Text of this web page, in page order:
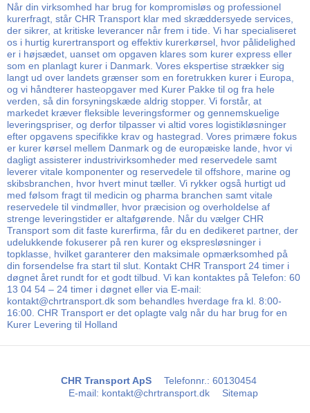
Når din virksomhed har brug for kompromisløs og professionel
kurerfragt, står CHR Transport klar med skræddersyede services,
der sikrer, at kritiske leverancer når frem i tide. Vi har specialiseret
os i hurtig kurertransport og effektiv kurerkørsel, hvor pålidelighed
er i højsædet, uanset om opgaven klares som kurer express eller
som en planlagt kurer i Danmark. Vores ekspertise strækker sig
langt ud over landets grænser som en foretrukken kurer i Europa,
og vi håndterer hasteopgaver med Kurer Pakke til og fra hele
verden, så din forsyningskæde aldrig stopper. Vi forstår, at
markedet kræver fleksible leveringsformer og gennemskuelige
leveringspriser, og derfor tilpasser vi altid vores logistikløsninger
efter opgavens specifikke krav og hastegrad. Vores primære fokus
er kurer kørsel mellem Danmark og de europæiske lande, hvor vi
dagligt assisterer industrivirksomheder med reservedele samt
leverer vitale komponenter og reservedele til offshore, marine og
skibsbranchen, hvor hvert minut tæller. Vi rykker også hurtigt ud
med følsom fragt til medicin og pharma branchen samt vitale
reservedele til vindmøller, hvor præcision og overholdelse af
strenge leveringstider er altafgørende. Når du vælger CHR
Transport som dit faste kurerfirma, får du en dedikeret partner, der
udelukkende fokuserer på ren kurer og ekspresløsninger i
topklasse, hvilket garanterer den maksimale opmærksomhed på
din forsendelse fra start til slut. Kontakt CHR Transport 24 timer i
døgnet året rundt for et godt tilbud. Vi kan kontaktes på Telefon: 60
13 04 54 – 24 timer i døgnet eller via E-mail:
kontakt@chrtransport.dk som behandles hverdage fra kl. 8:00-
16:00. CHR Transport er det oplagte valg når du har brug for en
Kurer Levering til Holland
CHR Transport ApS Telefonnr.: 60130454
E-mail: kontakt@chrtransport.dk Sitemap